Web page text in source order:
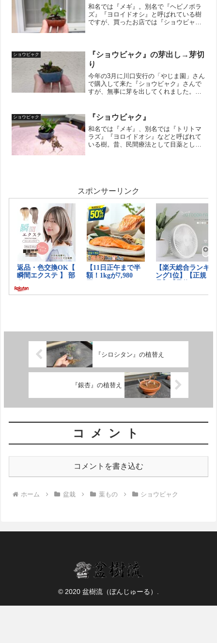
和名では『メギ』。別名で『ヘビノボラ
ズ』『ヨロイドオシ』と呼ばれている樹
ですが、買ったお店では『ショウビャ
『ショウビャク』ですが、芽摘...
ショウビャク
『ショウビャク』の芽出し→芽切
り
今年の3月に川口安行の「やじま園」さん
で購入して来た『ショウビャク』さんで
すが、無事に芽を出してくれました。芽
んと伸びてきました。ちょっと早いかも
しれませんが、枝が間...
ショウビャク 『ショウビャク』
和名では『メギ』、別名では『トリトマ
ラズ』『ヨロイドオシ』などと呼ばれて
いる樹。昔、民間療法として目薬として
スポンサーリンク
『シロシタン』の植替え
『銀杏』の植替え
コメント
コメントを書き込む
ホーム 盆栽 葉もの ショウビャク
© 2020 盆樹流（ぼんじゅーる）.